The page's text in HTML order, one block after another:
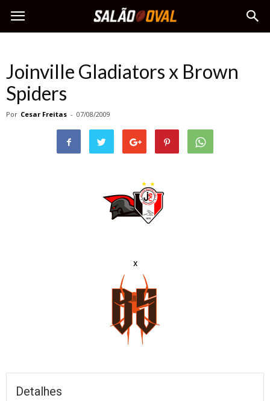
Joinville Gladiators x Brown
Spiders
Por Cesar Freitas - 07/08/2009
x
Detalhes